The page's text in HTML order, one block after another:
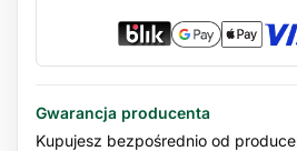
Gwarancja producenta
Kupujesz bezpośrednio od